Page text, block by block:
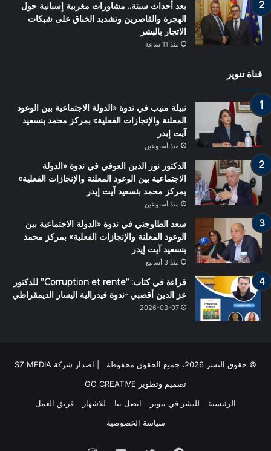
بعد أحداث سبتة.. مشاورات مغربية إسبانية حول
الهجرة والقاصرين وتشديد الخناق على شبكات
الاتجار بالبشر
منذ 11 ساعة
قناة تنوير
نبيلة منيب في ندوة «الدولة الاجتماعية بين الوعود
المعلنة والإنجازات الفعلية» بمركز محمد بنسعيد
آيت إيدر
منذ أسبوعين
الدكتور نور الدين العوفي في ندوة «الدولة
الاجتماعية بين الوعود المعلنة والإنجازات الفعلية»
بمركز محمد بنسعيد آيت إيدر
منذ أسبوعين
سعد الطاوجني في ندوة «الدولة الاجتماعية بين
الوعود المعلنة والإنجازات الفعلية» بمركز محمد
بنسعيد آيت إيدر
منذ 3 أسابيع
قراءة في كتاب: “Corruption et rente” للدكتور
عز الدين أقصبي -ندوة فيدرالية اليسار الديمقراطي
2026-03-07
© حقوق النشر 2026، جميع الحقوق محفوظة | اصدار شركة SZ MEDIA
تصميم وتطوير GO CREATIVE
الرئيسية
للنشر في تنوير اتصل بنا للاشهار
فريق العمل
سياسة الخصوصية